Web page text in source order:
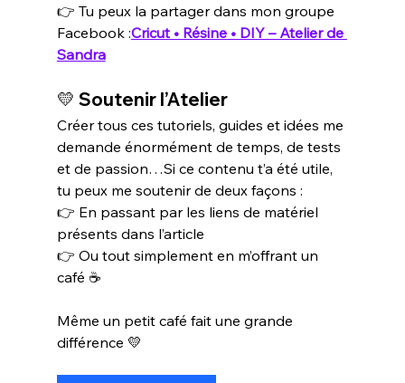
👉 Tu peux la partager dans mon groupe
Facebook :Cricut • Résine • DIY – Atelier de
Sandra
💛 Soutenir l’Atelier
Créer tous ces tutoriels, guides et idées me
demande énormément de temps, de tests
et de passion…Si ce contenu t’a été utile,
tu peux me soutenir de deux façons :
👉 En passant par les liens de matériel
présents dans l’article
👉 Ou tout simplement en m’offrant un
café ☕
Même un petit café fait une grande
différence 💛